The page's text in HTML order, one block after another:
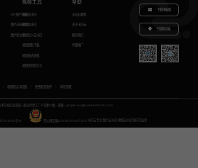
GIF图片生成
图片无损放大
图片转文字
视频工具
视频去水印
视频加水印
视频怎么去水印
视频提取下载
视频格式转换
视频语音转文字
帮助
水印云教程
关于水印云
联系我们
代理推广
下载电脑版
下载移动端
视频转文字提取 免费配音软件
技术开发区关南园一路当代梦工厂4号楼10楼，邮箱：yinglin.wu@udreamtech.com
17031026号-8 鄂公网安备42018502007353 水印云专注 图片去水印 视频去水印 国内杰出者